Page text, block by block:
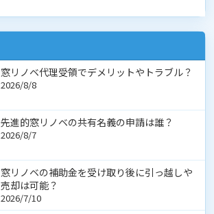
窓リノベ代理受領でデメリットやトラブル？
2026/8/8
先進的窓リノベの共有名義の申請は誰？
2026/8/7
窓リノベの補助金を受け取り後に引っ越しや
売却は可能？
2026/7/10